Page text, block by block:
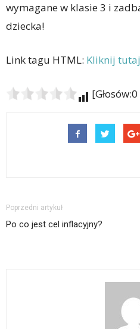
wymagane w klasie 3 i
dziecka!
Link tagu HTML: Kliknij tutaj
Poprzedni artykuł
Po co jest cel inflacyjny?